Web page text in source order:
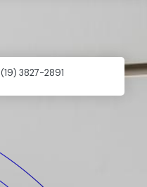
(19) 3827-2891